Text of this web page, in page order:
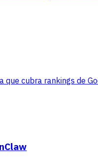
que cubra rankings de